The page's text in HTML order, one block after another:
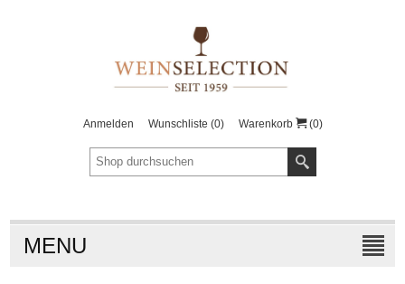
Anmelden Wunschliste (0) Warenkorb (0)
MENU